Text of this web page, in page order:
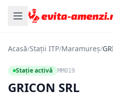
Acasă/Stații ITP/Maramureș/
Stație activă MM019
GRICON SRL